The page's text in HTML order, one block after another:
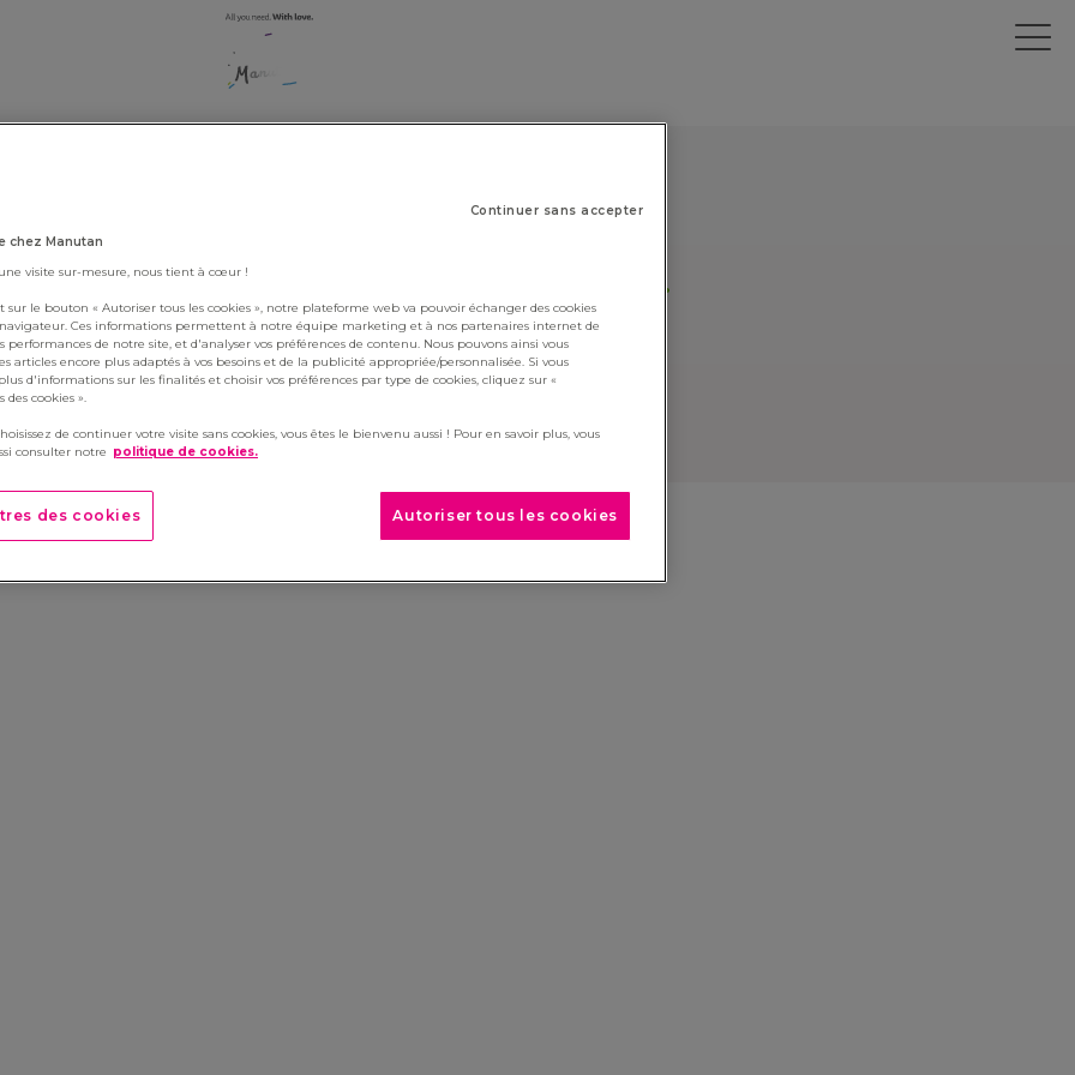
OUR VACANCIES
pour consulter les offres actuelles,
.
to see all our current vacancies,click here
Continuer sans accepter
chez Manutan
visite sur-mesure, nous tient à cœur !
sur le bouton « Autoriser tous les cookies », notre plateforme web va pouvoir échanger des cookies
Ces informations permettent à notre équipe marketing et à nos partenaires internet de
performances de notre site, et d'analyser vos préférences de contenu. Nous pouvons ainsi vous
articles encore plus adaptés à vos besoins et de la publicité appropriée/personnalisée. Si vous
d'informations sur les finalités et choisir vos préférences par type de cookies, cliquez sur «
des cookies ».
de continuer votre visite sans cookies, vous êtes le bienvenu aussi ! Pour en savoir plus, vous
consulter notre politique de cookies.
Autoriser tous les cookies
des cookies